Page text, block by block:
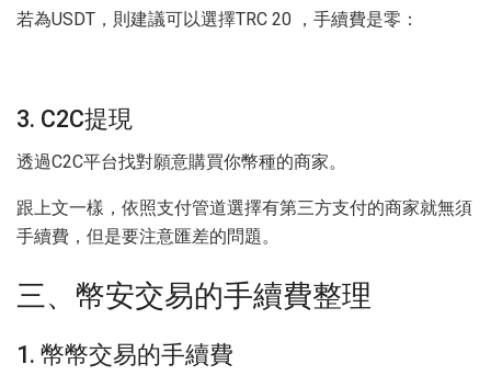
若為USDT，則建議可以選擇TRC 20 ，手續費是零：
3. C2C提現
透過C2C平台找對願意購買你幣種的商家。
跟上文一樣，依照支付管道選擇有第三方支付的商家就無須
手續費，但是要注意匯差的問題。
三、幣安交易的手續費整理
1. 幣幣交易的手續費